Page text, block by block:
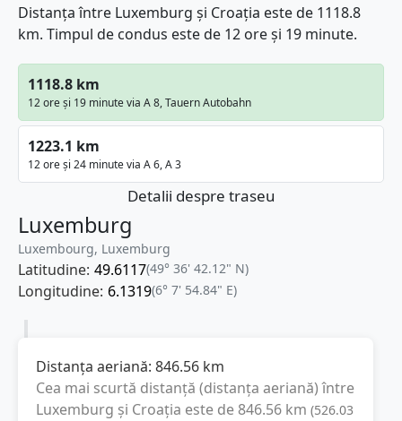
Distanța între Luxemburg și Croaţia este de 1118.8
km. Timpul de condus este de 12 ore și 19 minute.
1118.8 km
12 ore și 19 minute via A 8, Tauern Autobahn
1223.1 km
12 ore și 24 minute via A 6, A 3
Detalii despre traseu
Luxemburg
Luxembourg, Luxemburg
Latitudine: 49.6117(49° 36' 42.12" N)
Longitudine: 6.1319(6° 7' 54.84" E)
Distanța aeriană: 846.56 km
Cea mai scurtă distanță (distanța aeriană) între
Luxemburg și Croaţia este de 846.56 km (526.03